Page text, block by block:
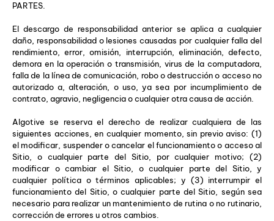
PARTES.
El descargo de responsabilidad anterior se aplica a cualquier
daño, responsabilidad o lesiones causadas por cualquier falla del
rendimiento, error, omisión, interrupción, eliminación, defecto,
demora en la operación o transmisión, virus de la computadora,
falla de la línea de comunicación, robo o destrucción o acceso no
autorizado a, alteración, o uso, ya sea por incumplimiento de
contrato, agravio, negligencia o cualquier otra causa de acción.
Algotive se reserva el derecho de realizar cualquiera de las
siguientes acciones, en cualquier momento, sin previo aviso: (1)
el modificar, suspender o cancelar el funcionamiento o acceso al
Sitio, o cualquier parte del Sitio, por cualquier motivo; (2)
modificar o cambiar el Sitio, o cualquier parte del Sitio, y
cualquier política o términos aplicables; y (3) interrumpir el
funcionamiento del Sitio, o cualquier parte del Sitio, según sea
necesario para realizar un mantenimiento de rutina o no rutinario,
corrección de errores u otros cambios.